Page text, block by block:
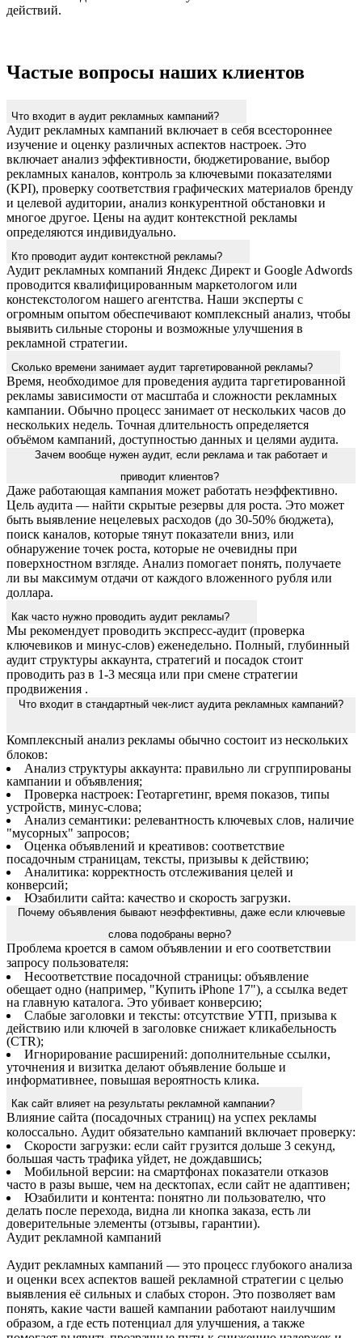
изучение и оценку различных аспектов настроек. Это
включает анализ эффективности, бюджетирование, выбор
рекламных каналов, контроль за ключевыми показателями
(KPI), проверку соответствия графических материалов бренду
и целевой аудитории, анализ конкурентной обстановки и
многое другое. Цены на аудит контекстной рекламы
определяются индивидуально.
Кто проводит аудит контекстной рекламы?
проводится квалифицированным маркетологом или
констекстологом нашего агентства. Наши эксперты с
огромным опытом обеспечивают комплексный анализ, чтобы
выявить сильные стороны и возможные улучшения в
рекламной стратегии.
Сколько времени занимает аудит таргетированной рекламы?
рекламы зависимости от масштаба и сложности рекламных
кампании. Обычно процесс занимает от нескольких часов до
нескольких недель. Точная длительность определяется
объёмом кампаний, доступностью данных и целями аудита.
Зачем вообще нужен аудит, если реклама и так работает и
приводит клиентов?
Цель аудита — найти скрытые резервы для роста. Это может
быть выявление нецелевых расходов (до 30-50% бюджета),
поиск каналов, которые тянут показатели вниз, или
обнаружение точек роста, которые не очевидны при
поверхностном взгляде. Анализ помогает понять, получаете
ли вы максимум отдачи от каждого вложенного рубля или
доллара.
Как часто нужно проводить аудит рекламы?
ключевиков и минус-слов) еженедельно. Полный, глубинный
аудит структуры аккаунта, стратегий и посадок стоит
проводить раз в 1-3 месяца или при смене стратегии
продвижения .
Что входит в стандартный чек-лист аудита рекламных кампаний?
блоков:
Анализ структуры аккаунта: правильно ли сгруппированы
кампании и объявления;
Проверка настроек: Геотаргетинг, время показов, типы
устройств, минус-слова;
Анализ семантики: релевантность ключевых слов, наличие
"мусорных" запросов;
Оценка объявлений и креативов: соответствие
посадочным страницам, тексты, призывы к действию;
Аналитика: корректность отслеживания целей и
конверсий;
Юзабилити сайта: качество и скорость загрузки.
Почему объявления бывают неэффективны, даже если ключевые
слова подобраны верно?
запросу пользователя:
Несоответствие посадочной страницы: объявление
обещает одно (например, "Купить iPhone 17"), а ссылка ведет
на главную каталога. Это убивает конверсию;
Слабые заголовки и тексты: отсутствие УТП, призыва к
действию или ключей в заголовке снижает кликабельность
(CTR);
Игнорирование расширений: дополнительные ссылки,
уточнения и визитка делают объявление больше и
информативнее, повышая вероятность клика.
Как сайт влияет на результаты рекламной кампании?
колоссально. Аудит обязательно кампаний включает проверку:
Скорости загрузки: если сайт грузится дольше 3 секунд,
большая часть трафика уйдет, не дождавшись;
Мобильной версии: на смартфонах показатели отказов
часто в разы выше, чем на десктопах, если сайт не адаптивен;
Юзабилити и контента: понятно ли пользователю, что
делать после перехода, видна ли кнопка заказа, есть ли
доверительные элементы (отзывы, гарантии).
Аудит рекламной кампаний
Аудит рекламных кампаний — это процесс глубокого анализа
и оценки всех аспектов вашей рекламной стратегии с целью
выявления её сильных и слабых сторон. Это позволяет вам
понять, какие части вашей кампании работают наилучшим
образом, а где есть потенциал для улучшения, а также
помогает выявить прозрачные пути к снижению издержек и
увеличению ROI.